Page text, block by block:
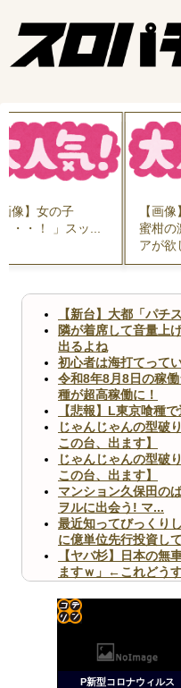
【画像】ワイ、罪木
蜜柑の激エ●フィギュ
【新台】大都「パ
隣が着席して音量上
出るよね
初心者は海打てって
令和8年8月8日の稼
種が超高稼働に！
【悲報】L東京喰種
じゃんじゃんの型破
この台、出ます】
じゃんじゃんの型破
この台、出ます】
マンション久保田の
ヲルに出会う! マ...
最近知ってびっくり
に億単位先行投資し
【ヤバ杉】日本の無
ますｗ」←これどう
【画像】ペプシコー
な新商品を発売
P新型コロナウィルス